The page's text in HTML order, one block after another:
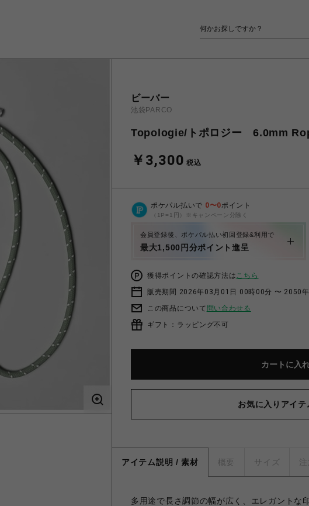
ビーバー
池袋PARCO
Topologie/トポロジー 6.0mm
￥3,300 税込
ポケパル払いで 0〜0ポイント
（1P=1円）※キャンペーン分除く
会員登録後、ポケパル払い初回登録&利用で
最大1,500円分ポイント進呈
獲得ポイントの確認方法はこちら
販売期間 2026年03月01日 00時00分 〜 2050
この商品について 問い合わせる
ギフト：ラッピング不可
カートに入
お気に入りアイテ
アイテム説明 / 素材 概要 サイズ
多用途で長さ調節の幅が広く、エレガントな